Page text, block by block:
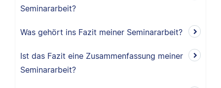
Seminararbeit?
Was gehört ins Fazit meiner Seminararbeit?
Ist das Fazit eine Zusammenfassung meiner
Seminararbeit?